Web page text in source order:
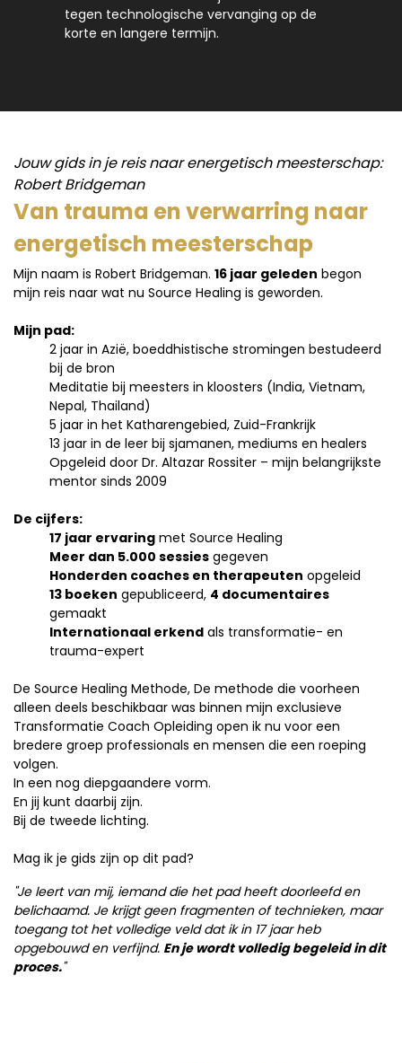
tegen technologische vervanging op de
korte en langere termijn.
Jouw gids in je reis naar energetisch meesterschap:
Robert Bridgeman
Van trauma en verwarring naar
energetisch meesterschap
Mijn naam is Robert Bridgeman. 16 jaar geleden begon
mijn reis naar wat nu Source Healing is geworden.
Mijn pad:
2 jaar in Azië, boeddhistische stromingen bestudeerd
bij de bron
Meditatie bij meesters in kloosters (India, Vietnam,
Nepal, Thailand)
5 jaar in het Katharengebied, Zuid-Frankrijk
13 jaar in de leer bij sjamanen, mediums en healers
Opgeleid door Dr. Altazar Rossiter – mijn belangrijkste
mentor sinds 2009
De cijfers:
17 jaar ervaring met Source Healing
Meer dan 5.000 sessies gegeven
Honderden coaches en therapeuten opgeleid
13 boeken gepubliceerd, 4 documentaires
gemaakt
Internationaal erkend als transformatie- en
trauma-expert
De Source Healing Methode, De methode die voorheen
alleen deels beschikbaar was binnen mijn exclusieve
Transformatie Coach Opleiding open ik nu voor een
bredere groep professionals en mensen die een roeping
volgen.
In een nog diepgaandere vorm.
En jij kunt daarbij zijn.
Bij de tweede lichting.
Mag ik je gids zijn op dit pad?
"Je leert van mij, iemand die het pad heeft doorleefd en
belichaamd. Je krijgt geen fragmenten of technieken, maar
toegang tot het volledige veld dat ik in 17 jaar heb
opgebouwd en verfijnd. En je wordt volledig begeleid in dit
proces."